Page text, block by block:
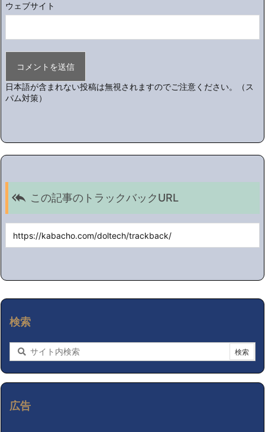
ウェブサイト
日本語が含まれない投稿は無視されますのでご注意ください。（ス
パム対策）
 この記事のトラックバックURL
検索
広告